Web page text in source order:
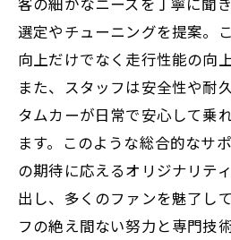
選定やチューニングを提案。
向上だけでなく走行性能の向
また、スタッフは安全性や耐
タムカーが日常で安心して乗
ます。このような総合的なサ
の期待に応えるオリジナリテ
出し、多くのファンを魅了し
フの絶え間ない努力と専門技